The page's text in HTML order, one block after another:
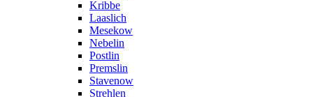
Kribbe
Laaslich
Mesekow
Nebelin
Postlin
Premslin
Stavenow
Strehlen